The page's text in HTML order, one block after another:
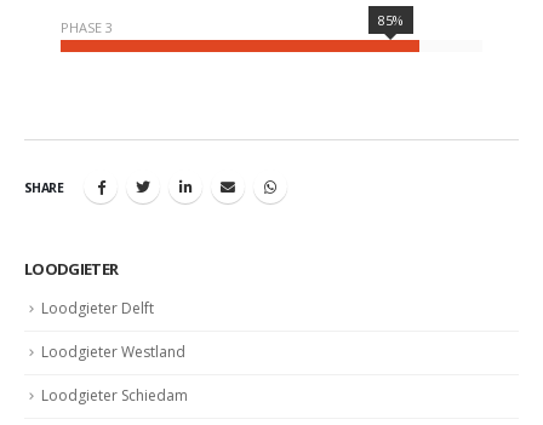
PHASE 3 85%
SHARE
LOODGIETER
Loodgieter Delft
Loodgieter Westland
Loodgieter Schiedam